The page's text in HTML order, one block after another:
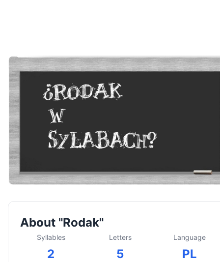
About "Rodak"
Syllables
2
Letters
5
Language
PL